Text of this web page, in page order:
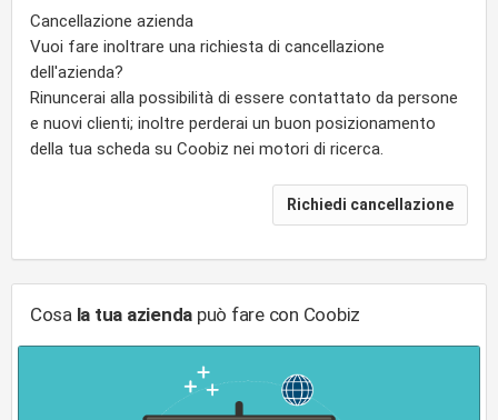
Cancellazione azienda
Vuoi fare inoltrare una richiesta di cancellazione
dell'azienda?
Rinuncerai alla possibilità di essere contattato da persone
e nuovi clienti; inoltre perderai un buon posizionamento
della tua scheda su Coobiz nei motori di ricerca.
Cosa la tua azienda può fare con Coobiz